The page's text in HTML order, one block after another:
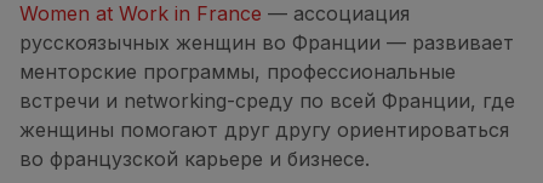
Women at Work in France — ассоциация
русскоязычных женщин во Франции — развивает
менторские программы, профессиональные
встречи и networking-среду по всей Франции, где
женщины помогают друг другу ориентироваться
во французской карьере и бизнесе.